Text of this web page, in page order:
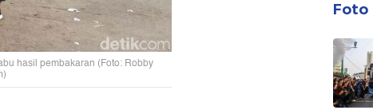
hasil pembakaran (Foto: Robby
Foto